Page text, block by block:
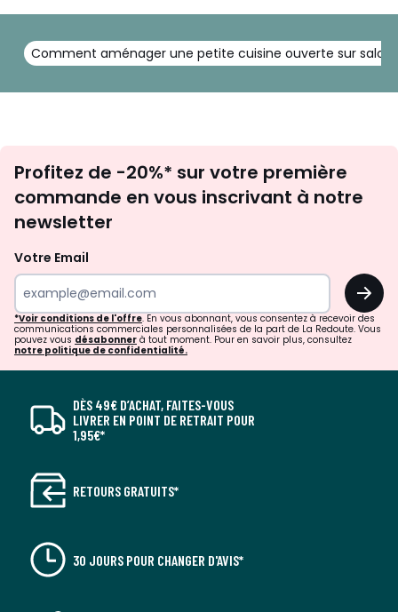
Comment aménager une petite cuisine ouverte sur salon
newsletter
Profitez de -20%* sur votre première
commande en vous inscrivant à notre
newsletter
Votre Email
OK
*Voir conditions de l'offre. En vous abonnant, vous consentez à recevoir des
communications commerciales personnalisées de la part de La Redoute. Vous
pouvez vous désabonner à tout moment. Pour en savoir plus, consultez
notre politique de confidentialité.
DÈS 49€ D’ACHAT, FAITES-VOUS
LIVRER EN POINT DE RETRAIT POUR
1,95€*
RETOURS GRATUITS*
30 JOURS POUR CHANGER D'AVIS*